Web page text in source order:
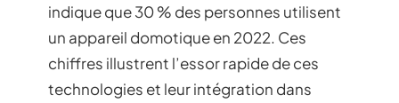
indique que 30 % des personnes utilisent
un appareil domotique en 2022. Ces
chiffres illustrent l’essor rapide de ces
technologies et leur intégration dans